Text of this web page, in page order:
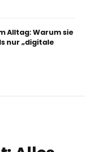
Alltag: Warum sie
nur „digitale